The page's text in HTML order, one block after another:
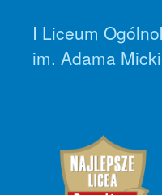
I Liceum
im. Adama